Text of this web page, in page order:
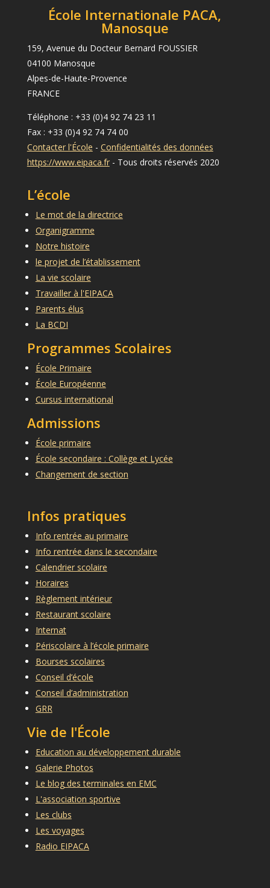
École Internationale PACA,
Manosque
159, Avenue du Docteur Bernard FOUSSIER
04100 Manosque
Alpes-de-Haute-Provence
FRANCE
Téléphone : +33 (0)4 92 74 23 11
Fax : +33 (0)4 92 74 74 00
Contacter l'École - Confidentialités des données
https://www.eipaca.fr- Tous droits réservés 2020
L’école
Le mot de la directrice
Organigramme
Notre histoire
le projet de l’établissement
La vie scolaire
Travailler à l'EIPACA
Parents élus
La BCDI
Programmes Scolaires
École Primaire
École Européenne
Cursus international
Admissions
École primaire
École secondaire : Collège et Lycée
Changement de section
Infos pratiques
Info rentrée au primaire
Info rentrée dans le secondaire
Calendrier scolaire
Horaires
Règlement intérieur
Restaurant scolaire
Internat
Périscolaire à l’école primaire
Bourses scolaires
Conseil d’école
Conseil d’administration
GRR
Vie de l'École
Education au développement durable
Galerie Photos
Le blog des terminales en EMC
L'association sportive
Les clubs
Les voyages
Radio EIPACA